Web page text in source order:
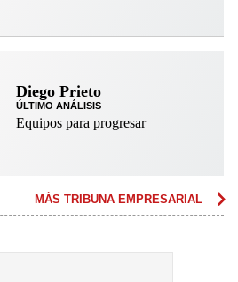
Diego Prieto
ÚLTIMO ANÁLISIS
Equipos para progresar
MÁS TRIBUNA EMPRESARIAL